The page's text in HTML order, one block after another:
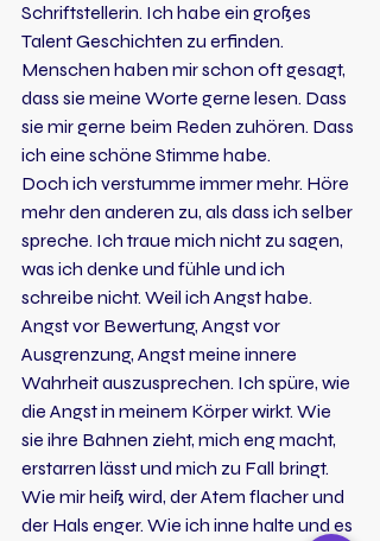
Schriftstellerin. Ich habe ein großes
Talent Geschichten zu erfinden.
Menschen haben mir schon oft gesagt,
dass sie meine Worte gerne lesen. Dass
sie mir gerne beim Reden zuhören. Dass
ich eine schöne Stimme habe.
Doch ich verstumme immer mehr. Höre
mehr den anderen zu, als dass ich selber
spreche. Ich traue mich nicht zu sagen,
was ich denke und fühle und ich
schreibe nicht. Weil ich Angst habe.
Angst vor Bewertung, Angst vor
Ausgrenzung, Angst meine innere
Wahrheit auszusprechen. Ich spüre, wie
die Angst in meinem Körper wirkt. Wie
sie ihre Bahnen zieht, mich eng macht,
erstarren lässt und mich zu Fall bringt.
Wie mir heiß wird, der Atem flacher und
der Hals enger. Wie ich inne halte und es